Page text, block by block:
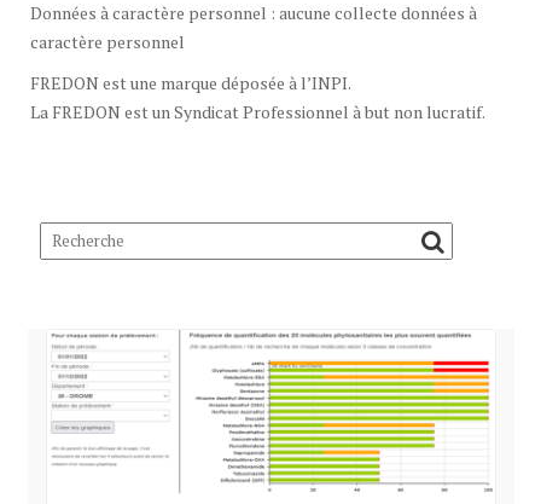
Données à caractère personnel : aucune collecte données à
caractère personnel
FREDON est une marque déposée à l’INPI.
La FREDON est un Syndicat Professionnel à but non lucratif.